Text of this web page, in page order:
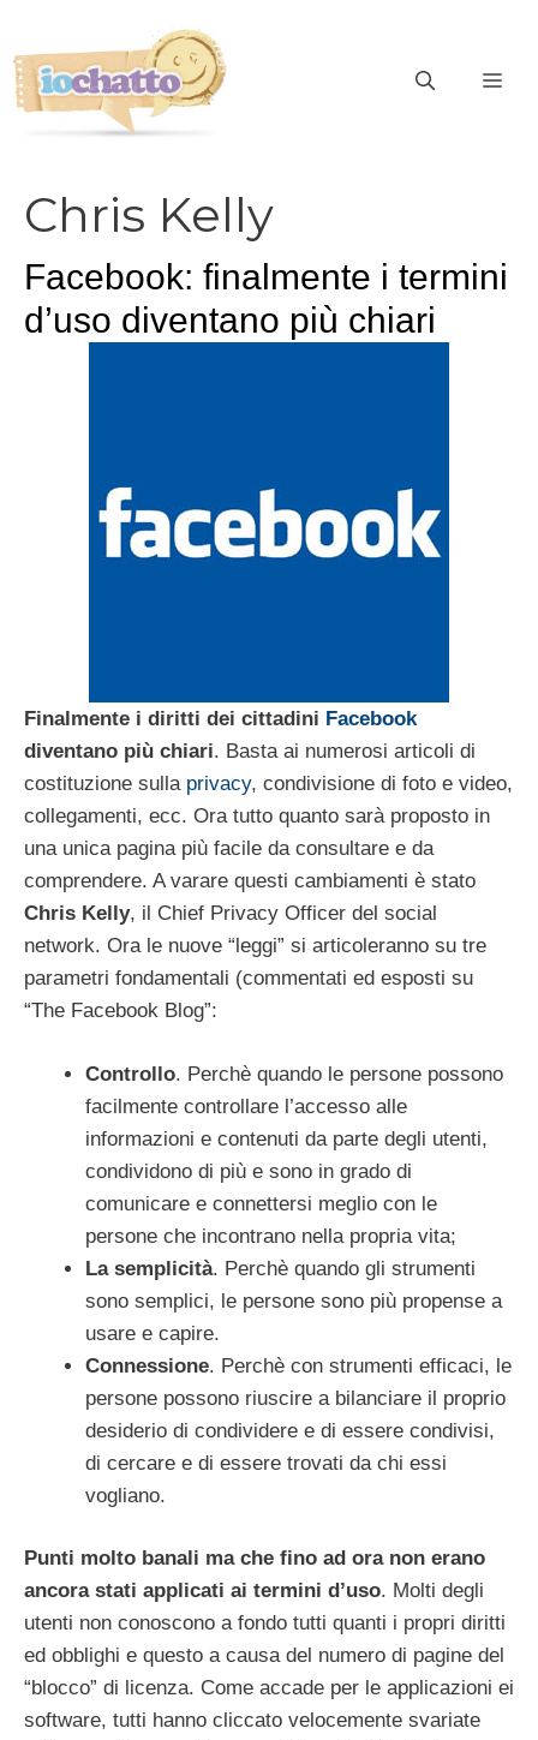
contenuto
Chris Kelly
Facebook: finalmente i termini
d’uso diventano più chiari
Finalmente i diritti dei cittadini Facebook
diventano più chiari. Basta ai numerosi articoli di
costituzione sulla privacy, condivisione di foto e video,
collegamenti, ecc. Ora tutto quanto sarà proposto in
una unica pagina più facile da consultare e da
comprendere. A varare questi cambiamenti è stato
Chris Kelly, il Chief Privacy Officer del social
network. Ora le nuove “leggi” si articoleranno su tre
parametri fondamentali (commentati ed esposti su
“The Facebook Blog”:
Controllo. Perchè quando le persone possono
facilmente controllare l’accesso alle
informazioni e contenuti da parte degli utenti,
condividono di più e sono in grado di
comunicare e connettersi meglio con le
persone che incontrano nella propria vita;
La semplicità. Perchè quando gli strumenti
sono semplici, le persone sono più propense a
usare e capire.
Connessione. Perchè con strumenti efficaci, le
persone possono riuscire a bilanciare il proprio
desiderio di condividere e di essere condivisi,
di cercare e di essere trovati da chi essi
vogliano.
Punti molto banali ma che fino ad ora non erano
ancora stati applicati ai termini d’uso. Molti degli
utenti non conoscono a fondo tutti quanti i propri diritti
ed obblighi e questo a causa del numero di pagine del
“blocco” di licenza. Come accade per le applicazioni ei
software, tutti hanno cliccato velocemente svariate